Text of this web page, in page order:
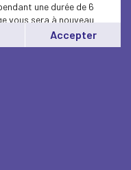
une durée de 6
vous sera à nouveau
moment en
Accepter